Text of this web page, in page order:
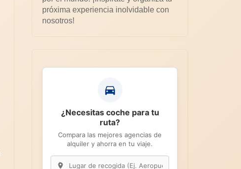
próxima experiencia inolvidable con
nosotros!
¿Necesitas coche para tu
ruta?
Compara las mejores agencias de
alquiler y ahorra en tu viaje.